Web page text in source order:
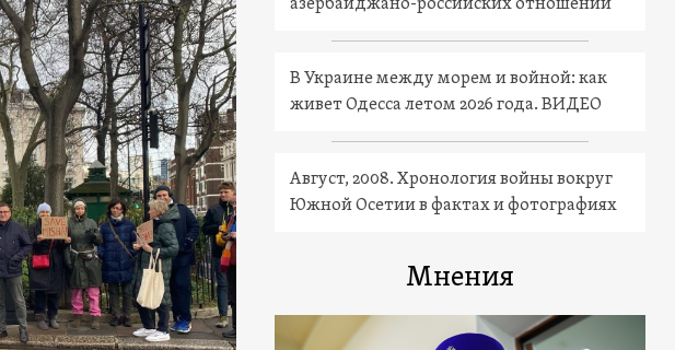
азербайджано-российских отношений
В Украине между морем и войной: как
живет Одесса летом 2026 года. ВИДЕО
Август, 2008. Хронология войны вокруг
Южной Осетии в фактах и фотографиях
Мнения